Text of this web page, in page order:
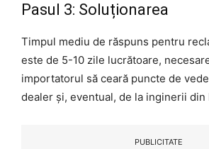
Pasul 3: Soluționarea
Timpul mediu de răspuns pentru
este de 5-10 zile lucrătoare,
importatorul să ceară puncte de
dealer și, eventual, de la inginerii din
PUBLICITATE